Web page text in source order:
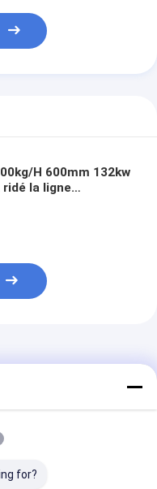
H 600mm 132kw
ridé la ligne
for?